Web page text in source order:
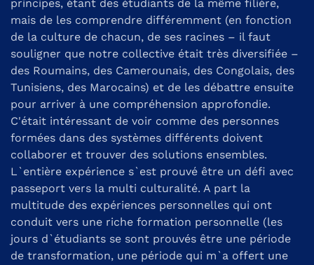
principes, étant des étudiants de la même filière,
mais de les comprendre différemment (en fonction
de la culture de chacun, de ses racines – il faut
souligner que notre collective était très diversifiée –
des Roumains, des Camerounais, des Congolais, des
Tunisiens, des Marocains) et de les débattre ensuite
pour arriver à une compréhension approfondie.
C'était intéressant de voir comme des personnes
formées dans des systèmes différents doivent
collaborer et trouver des solutions ensembles.
L`entière expérience s`est prouvé être un défi avec
passeport vers la multi culturalité. A part la
multitude des expériences personnelles qui ont
conduit vers une riche formation personnelle (les
jours d`étudiants se sont prouvés être une période
de transformation, une période qui m`a offert une